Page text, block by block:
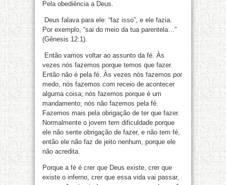
Pela obediência a Deus.
Deus falava para ele: “faz isso”, e ele fazia.
Por exemplo, “sai do meio da tua parentela…”
(Gênesis 12:1).
Então vamos voltar ao assunto da fé. Às
vezes nós fazemos porque temos que fazer.
Então não é pela fé. Às vezes nós fazemos por
medo, nós fazemos com receio de acontecer
alguma coisa; nós fazemos porque é um
mandamento; nós não fazemos pela fé.
Fazemos mais pela obrigação de ter que fazer.
Normalmente o jovem tem dificuldade porque
ele não sente obrigação de fazer, e não tem fé,
então ele não faz de jeito nenhum, porque ele
não acredita.
Porque a fé é crer que Deus existe, crer que
existe o inferno, crer que essa vida vai passar,